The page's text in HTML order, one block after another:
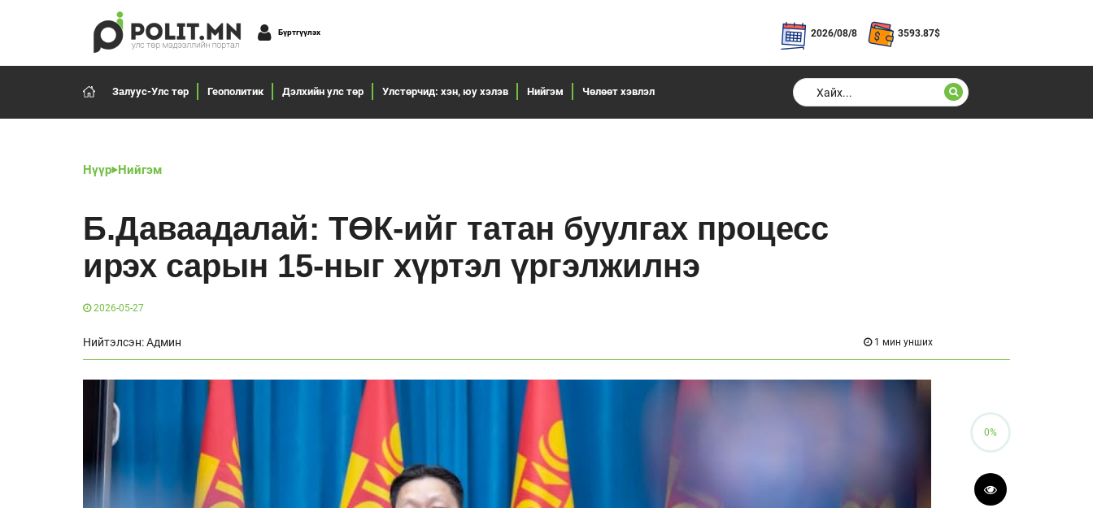
Бүртгүүлэх 2026/08/8 3593.87$
Залуус-Улс төр Геополитик Дэлхийн улс төр Улстөрчид: хэн, юу хэлэв Нийгэм Чөлөөт хэвлэл
Нүүр Нийгэм
Б.Даваадалай: ТӨК-ийг татан буулгах процесс
ирэх сарын 15-ныг хүртэл үргэлжилнэ
2026-05-27
Нийтэлсэн: Админ 1 мин унших
0%